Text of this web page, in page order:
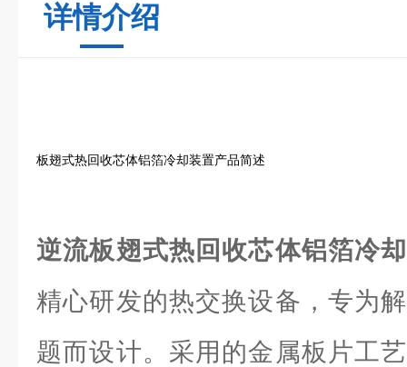
详情介绍
板翅式热回收芯体铝箔冷却装置产品简述
逆流板翅式热回收芯体铝箔冷
精心研发的热交换设备，专为
题而设计。采用的金属板片工